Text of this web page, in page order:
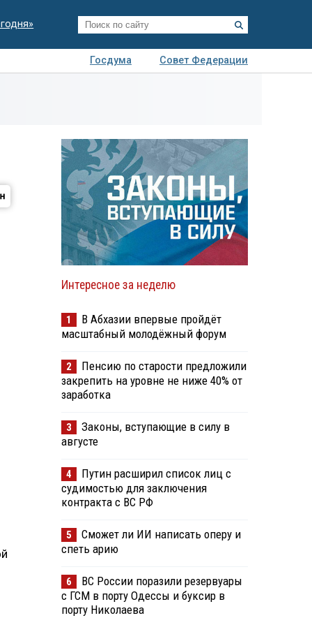
Госдума
Совет Федерации
Интересное за неделю
1
В Абхазии впервые пройдёт
масштабный молодёжный форум
2
Пенсию по старости предложили
закрепить на уровне не ниже 40% от
заработка
3
Законы, вступающие в силу в
августе
4
Путин расширил список лиц с
судимостью для заключения
контракта с ВС РФ
5
Сможет ли ИИ написать оперу и
спеть арию
6
ВС России поразили резервуары
с ГСМ в порту Одессы и буксир в
порту Николаева